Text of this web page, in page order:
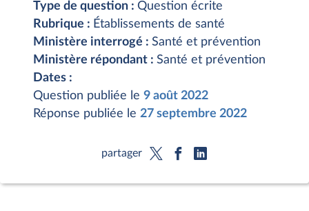
Type de question : Question écrite
Rubrique : Établissements de santé
Ministère interrogé : Santé et prévention
Ministère répondant : Santé et prévention
Dates :
Question publiée le 9 août 2022
Réponse publiée le 27 septembre 2022
partager